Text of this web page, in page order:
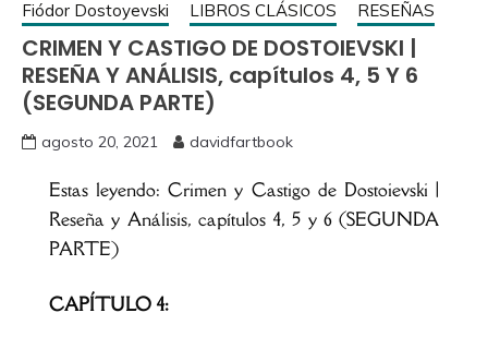
Fiódor Dostoyevski LIBROS CLÁSICOS RESEÑAS
CRIMEN Y CASTIGO DE DOSTOIEVSKI |
RESEÑA Y ANÁLISIS, capítulos 4, 5 Y 6
(SEGUNDA PARTE)
agosto 20, 2021 davidfartbook
Estas leyendo: Crimen y Castigo de Dostoievski |
Reseña y Análisis, capítulos 4, 5 y 6 (SEGUNDA
PARTE)
CAPÍTULO 4: